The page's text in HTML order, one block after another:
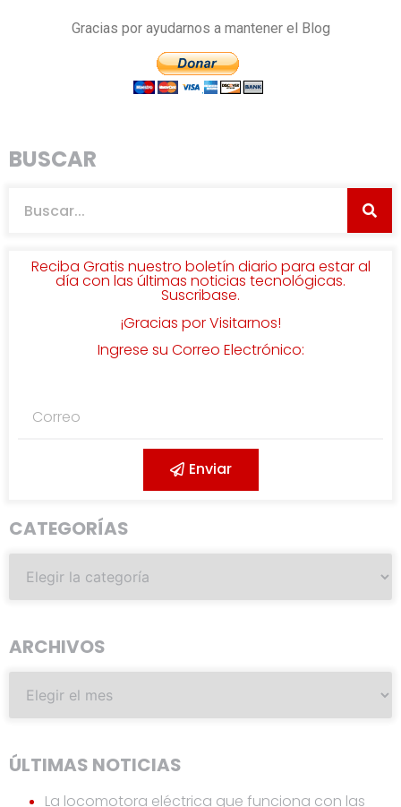
Gracias por ayudarnos a mantener el Blog
BUSCAR
Reciba Gratis nuestro boletín diario para estar al
día con las últimas noticias tecnológicas.
Suscribase.
¡Gracias por Visitarnos!
Ingrese su Correo Electrónico:
Enviar
CATEGORÍAS
ARCHIVOS
ÚLTIMAS NOTICIAS
La locomotora eléctrica que funciona con las